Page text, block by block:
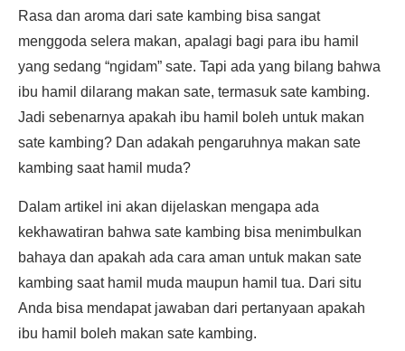
Rasa dan aroma dari sate kambing bisa sangat
menggoda selera makan, apalagi bagi para ibu hamil
yang sedang “ngidam” sate. Tapi ada yang bilang bahwa
ibu hamil dilarang makan sate, termasuk sate kambing.
Jadi sebenarnya apakah ibu hamil boleh untuk makan
sate kambing? Dan adakah pengaruhnya makan sate
kambing saat hamil muda?
Dalam artikel ini akan dijelaskan mengapa ada
kekhawatiran bahwa sate kambing bisa menimbulkan
bahaya dan apakah ada cara aman untuk makan sate
kambing saat hamil muda maupun hamil tua. Dari situ
Anda bisa mendapat jawaban dari pertanyaan apakah
ibu hamil boleh makan sate kambing.